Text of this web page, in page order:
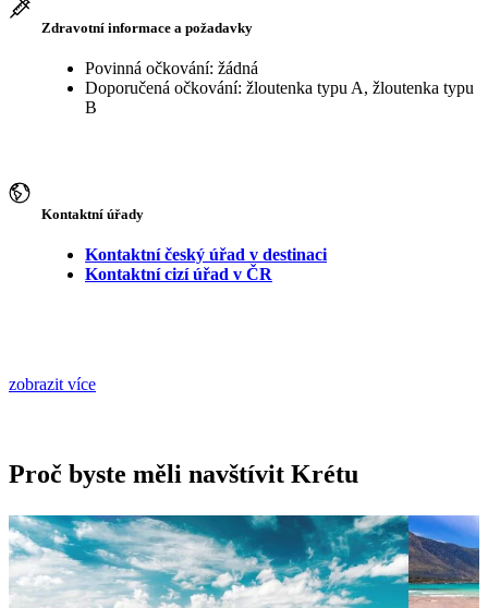
Zdravotní informace a požadavky
Povinná očkování: žádná
Doporučená očkování: žloutenka typu A, žloutenka typu
B
Kontaktní úřady
Kontaktní český úřad v destinaci
Kontaktní cizí úřad v ČR
zobrazit více
Proč byste měli navštívit Krétu